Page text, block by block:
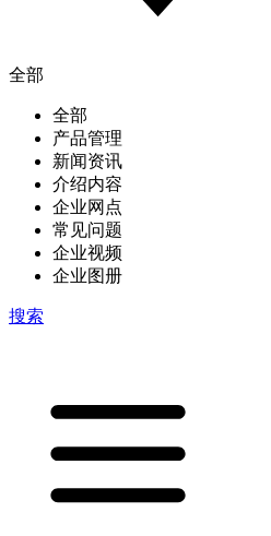
全部
全部
产品管理
新闻资讯
介绍内容
企业网点
常见问题
企业视频
企业图册
搜索